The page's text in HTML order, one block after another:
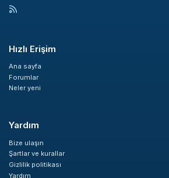
Hızlı Erişim
Ana sayfa
Forumlar
Neler yeni
Yardım
Bize ulaşın
Şartlar ve kurallar
Gizlilik politikası
Yardım